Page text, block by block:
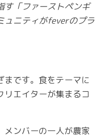
す「ファーストペンギ
ュニティがfeverのプラ
まです。食をテーマに
リエイターが集まるコ
メンバーの一人が農家